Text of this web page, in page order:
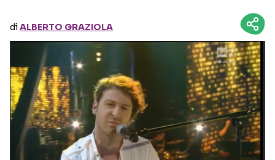
diALBERTO GRAZIOLA